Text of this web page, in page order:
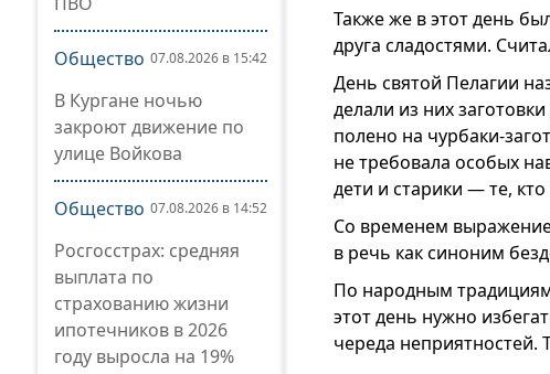
Общество 07.08.2026 в 15:42
В Кургане ночью
закроют движение по
улице Войкова
Общество 07.08.2026 в 14:52
Росгосстрах: средняя
выплата по
страхованию жизни
ипотечников в 2026
году выросла на 19%
Также же в этот день
друга сладостями.
День святой Пелагии
делали из них
полено на чурбаки-
не требовала особых
дети и старики — те,
Со временем
в речь как синоним
По народным
этот день нужно
череда неприятностей.